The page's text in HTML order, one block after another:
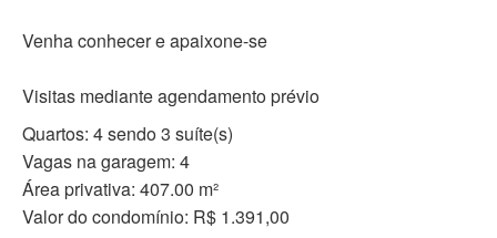
Venha conhecer e apaixone-se
Visitas mediante agendamento prévio
Quartos: 4 sendo 3 suíte(s)
Vagas na garagem: 4
Área privativa: 407.00 m²
Valor do condomínio: R$ 1.391,00